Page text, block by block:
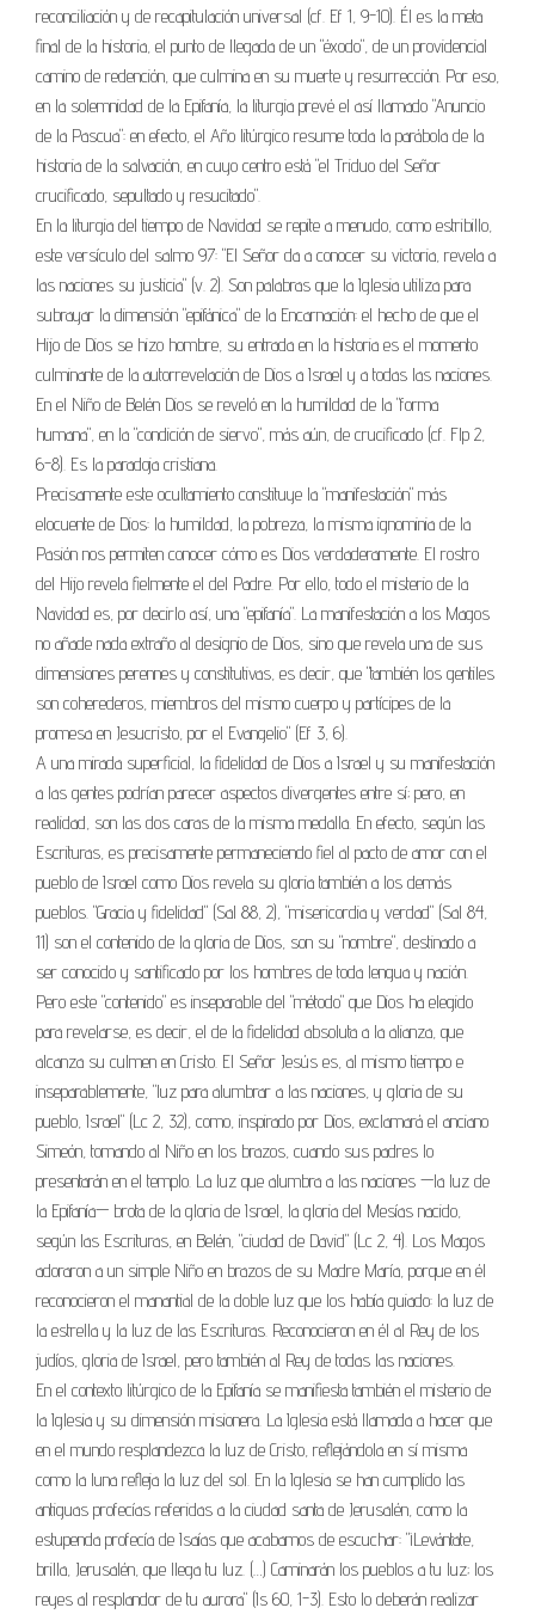
reconciliación y de recapitulación universal (cf. Ef 1, 9-10). Él es la meta
final de la historia, el punto de llegada de un "éxodo", de un providencial
camino de redención, que culmina en su muerte y resurrección. Por eso,
en la solemnidad de la Epifanía, la liturgia prevé el así llamado "Anuncio
de la Pascua": en efecto, el Año litúrgico resume toda la parábola de la
historia de la salvación, en cuyo centro está "el Triduo del Señor
crucificado, sepultado y resucitado".
En la liturgia del tiempo de Navidad se repite a menudo, como estribillo,
este versículo del salmo 97: "El Señor da a conocer su victoria, revela a
las naciones su justicia" (v. 2). Son palabras que la Iglesia utiliza para
subrayar la dimensión "epifánica" de la Encarnación: el hecho de que el
Hijo de Dios se hizo hombre, su entrada en la historia es el momento
culminante de la autorrevelación de Dios a Israel y a todas las naciones.
En el Niño de Belén Dios se reveló en la humildad de la "forma
humana", en la "condición de siervo", más aún, de crucificado (cf. Flp 2,
6-8). Es la paradoja cristiana.
Precisamente este ocultamiento constituye la "manifestación" más
elocuente de Dios: la humildad, la pobreza, la misma ignominia de la
Pasión nos permiten conocer cómo es Dios verdaderamente. El rostro
del Hijo revela fielmente el del Padre. Por ello, todo el misterio de la
Navidad es, por decirlo así, una "epifanía". La manifestación a los Magos
no añade nada extraño al designio de Dios, sino que revela una de sus
dimensiones perennes y constitutivas, es decir, que "también los gentiles
son coherederos, miembros del mismo cuerpo y partícipes de la
promesa en Jesucristo, por el Evangelio" (Ef 3, 6).
A una mirada superficial, la fidelidad de Dios a Israel y su manifestación
a las gentes podrían parecer aspectos divergentes entre sí; pero, en
realidad, son las dos caras de la misma medalla. En efecto, según las
Escrituras, es precisamente permaneciendo fiel al pacto de amor con el
pueblo de Israel como Dios revela su gloria también a los demás
pueblos. "Gracia y fidelidad" (Sal 88, 2), "misericordia y verdad" (Sal 84,
11) son el contenido de la gloria de Dios, son su "nombre", destinado a
ser conocido y santificado por los hombres de toda lengua y nación.
Pero este "contenido" es inseparable del "método" que Dios ha elegido
para revelarse, es decir, el de la fidelidad absoluta a la alianza, que
alcanza su culmen en Cristo. El Señor Jesús es, al mismo tiempo e
inseparablemente, "luz para alumbrar a las naciones, y gloria de su
pueblo, Israel" (Lc 2, 32), como, inspirado por Dios, exclamará el anciano
Simeón, tomando al Niño en los brazos, cuando sus padres lo
presentarán en el templo. La luz que alumbra a las naciones —la luz de
la Epifanía— brota de la gloria de Israel, la gloria del Mesías nacido,
según las Escrituras, en Belén, "ciudad de David" (Lc 2, 4). Los Magos
adoraron a un simple Niño en brazos de su Madre María, porque en él
reconocieron el manantial de la doble luz que los había guiado: la luz de
la estrella y la luz de las Escrituras. Reconocieron en él al Rey de los
judíos, gloria de Israel, pero también al Rey de todas las naciones.
En el contexto litúrgico de la Epifanía se manifiesta también el misterio de
la Iglesia y su dimensión misionera. La Iglesia está llamada a hacer que
en el mundo resplandezca la luz de Cristo, reflejándola en sí misma
como la luna refleja la luz del sol. En la Iglesia se han cumplido las
antiguas profecías referidas a la ciudad santa de Jerusalén, como la
estupenda profecía de Isaías que acabamos de escuchar: "¡Levántate,
brilla, Jerusalén, que llega tu luz. (…) Caminarán los pueblos a tu luz; los
reyes al resplandor de tu aurora" (Is 60, 1-3). Esto lo deberán realizar